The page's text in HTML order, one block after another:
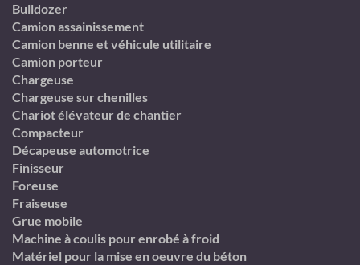
Bulldozer
Camion assainissement
Camion benne et véhicule utilitaire
Camion porteur
Chargeuse
Chargeuse sur chenilles
Chariot élévateur de chantier
Compacteur
Décapeuse automotrice
Finisseur
Foreuse
Fraiseuse
Grue mobile
Machine à coulis pour enrobé à froid
Matériel pour la mise en oeuvre du béton